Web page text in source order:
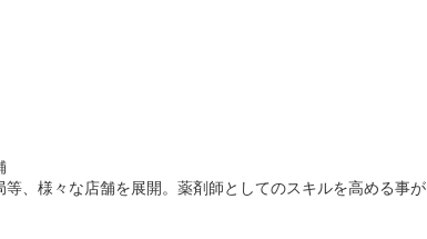
、様々な店舗を展開。薬剤師としてのスキルを高める事が